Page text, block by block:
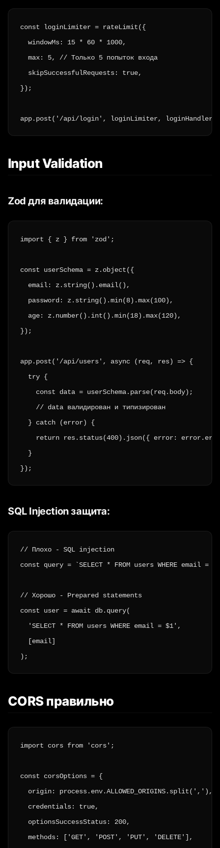
const loginLimiter = rateLimit({
  windowMs: 15 * 60 * 1000,
  max: 5, // Только 5 попыток входа
  skipSuccessfulRequests: true,
});
app.post('/api/login', loginLimiter, loginHandler);
Input Validation
Zod для валидации:
import { z } from 'zod';
const userSchema = z.object({
  email: z.string().email(),
  password: z.string().min(8).max(100),
  age: z.number().int().min(18).max(120),
});
app.post('/api/users', async (req, res) => {
  try {
    const data = userSchema.parse(req.body);
    // data валидирован и типизирован
  } catch (error) {
return res.status(400).json({ error:
  }
});
SQL Injection защита:
// Плохо - SQL injection
const query = `SELECT * FROM users WHERE email
// Хорошо - Prepared statements
const user = await db.query(
  'SELECT * FROM users WHERE email = $1',
  [email]
);
CORS правильно
import cors from 'cors';
const corsOptions = {
  origin: process.env.ALLOWED_ORIGINS.split(','),
  credentials: true,
  optionsSuccessStatus: 200,
  methods: ['GET', 'POST', 'PUT', 'DELETE'],